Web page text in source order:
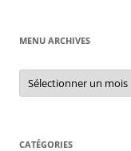
MENU ARCHIVES
Menu
archives
CATÉGORIES